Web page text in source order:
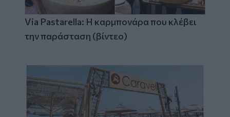
Via Pastarella: Η καρμπονάρα που κλέβει
την παράσταση (βίντεο)